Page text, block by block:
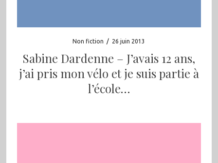
Non fiction / 26 juin 2013
Sabine Dardenne – J’avais 12 ans,
j’ai pris mon vélo et je suis partie à
l’école…